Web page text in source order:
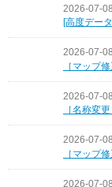
2026-07-08
[高度デー
2026-07-08
［マップ
2026-07-08
［名称変
2026-07-08
［マップ
2026-07-08